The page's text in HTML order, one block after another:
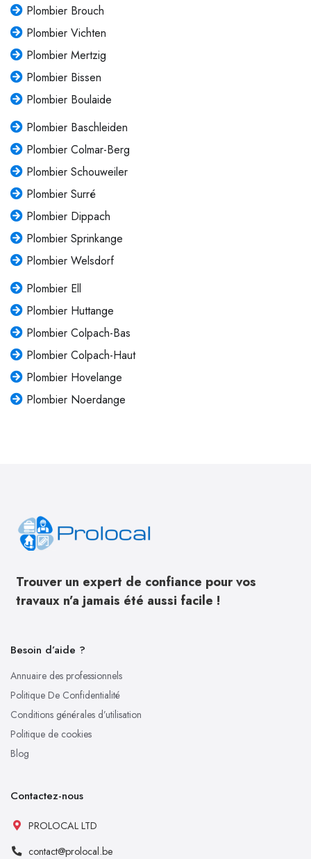
Plombier Brouch
Plombier Vichten
Plombier Mertzig
Plombier Bissen
Plombier Boulaide
Plombier Baschleiden
Plombier Colmar-Berg
Plombier Schouweiler
Plombier Surré
Plombier Dippach
Plombier Sprinkange
Plombier Welsdorf
Plombier Ell
Plombier Huttange
Plombier Colpach-Bas
Plombier Colpach-Haut
Plombier Hovelange
Plombier Noerdange
Trouver un expert de confiance pour vos
travaux n’a jamais été aussi facile !
Besoin d’aide ?
Annuaire des professionnels
Politique De Confidentialité
Conditions générales d’utilisation
Politique de cookies
Blog
Contactez-nous
PROLOCAL LTD
contact@prolocal.be